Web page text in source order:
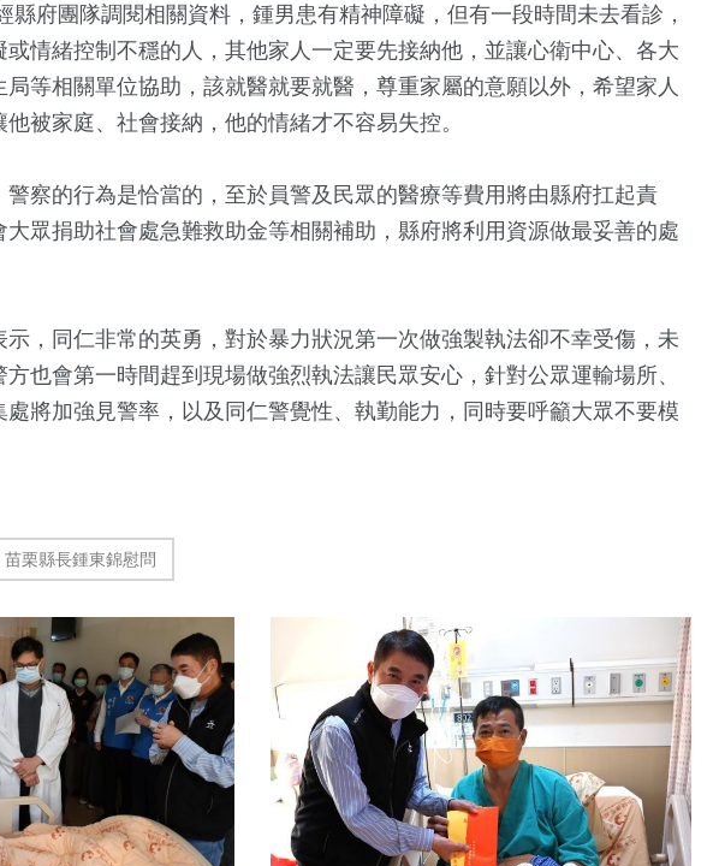
縣府團隊調閱相關資料，鍾男患有精神障礙，但有一段時間未去看診，
情緒控制不穩的人，其他家人一定要先接納他，並讓心衛中心、各大
局等相關單位協助，該就醫就要就醫，尊重家屬的意願以外，希望家人
被家庭、社會接納，他的情緒才不容易失控。
察的行為是恰當的，至於員警及民眾的醫療等費用將由縣府扛起責
眾捐助社會處急難救助金等相關補助，縣府將利用資源做最妥善的處
，同仁非常的英勇，對於暴力狀況第一次做強製執法卻不幸受傷，未
也會第一時間趕到現場做強烈執法讓民眾安心，針對公眾運輸場所、
將加強見警率，以及同仁警覺性、執勤能力，同時要呼籲大眾不要模
栗縣長鍾東錦慰問
499+
社會
267+
健康
科技新知